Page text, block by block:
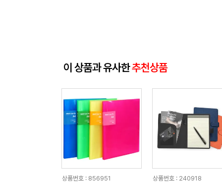
이 상품과 유사한추천상품
상품번호 : 856951
상품번호 : 240918